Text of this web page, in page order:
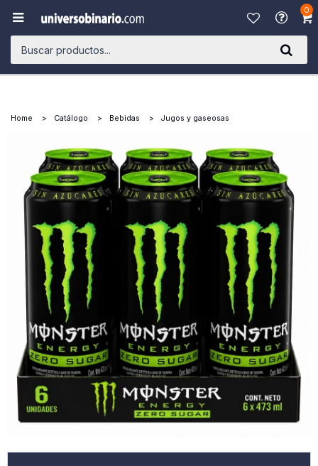
0

Home Catálogo Bebidas Jugos y gaseosas